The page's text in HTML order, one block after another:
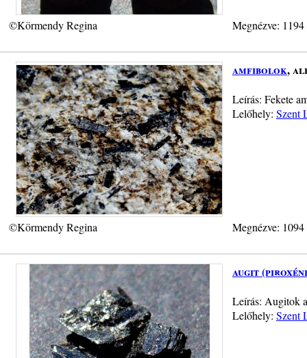
©Körmendy Regina Megnézve:
amfibolok,
Leírás: Fekete
Lelőhely: Szent
©Körmendy Regina Megnézve:
augit
Leírás: Augitok
Lelőhely: Szent